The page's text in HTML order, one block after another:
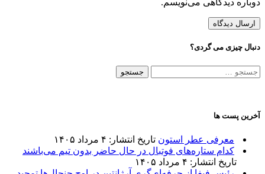
دوباره دیدگاهی می‌نویسم.
دنبال چیزی می گردی؟
جستجو
آخرین پست ها
معرفی عطر استون تاریخ انتشار: ۴ مرداد ۱۴۰۵
کدام ستاره‌های فوتبال در حال حاضر بدون تیم می‌باشند
تاریخ انتشار: ۴ مرداد ۱۴۰۵